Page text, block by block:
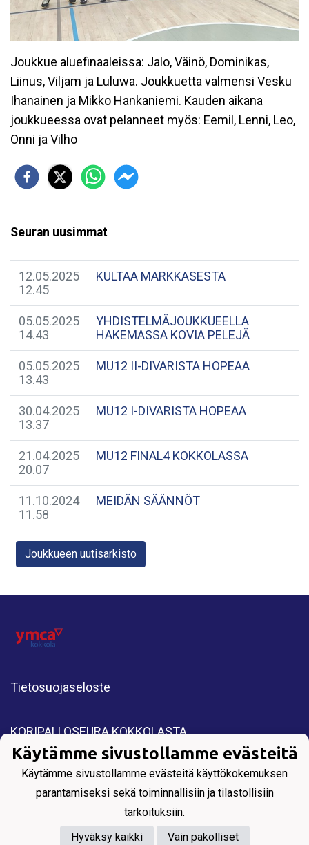
Joukkue aluefinaaleissa: Jalo, Väinö, Dominikas,
Liinus, Viljam ja Luluwa. Joukkuetta valmensi Vesku
Ihanainen ja Mikko Hankaniemi. Kauden aikana
joukkueessa ovat pelanneet myös: Eemil, Lenni, Leo,
Onni ja Vilho
Seuran uusimmat
12.05.2025
12.45
KULTAA MARKKASESTA
05.05.2025
14.43
YHDISTELMÄJOUKKUEELLA
HAKEMASSA KOVIA PELEJÄ
05.05.2025
13.43
MU12 II-DIVARISTA HOPEAA
30.04.2025
13.37
MU12 I-DIVARISTA HOPEAA
21.04.2025
20.07
MU12 FINAL4 KOKKOLASSA
11.10.2024
11.58
MEIDÄN SÄÄNNÖT
Joukkueen uutisarkisto
Tietosuojaseloste
KORIPALLOSEURA KOKKOLASTA
All Rights Reserved. Copyright © 2025 YMCA
Kokkola.
Käytämme sivustollamme evästeitä
Käytämme sivustollamme evästeitä käyttökokemuksen
parantamiseksi sekä toiminnallisiin ja tilastollisiin
tarkoituksiin.
Hyväksy kaikki
Vain pakolliset